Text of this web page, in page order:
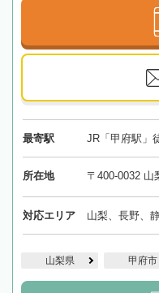
最寄駅 JR「甲府駅」
所在地 〒400-0032 山
対応エリア 山梨、長野、
山梨県 甲府市